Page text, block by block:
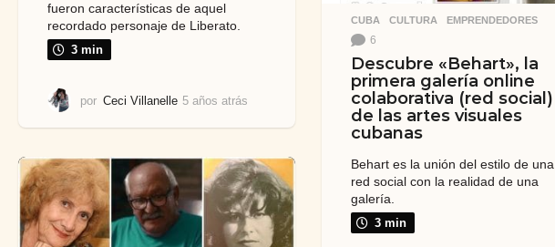
fueron características de aquel
recordado personaje de Liberato.
3 min
por Ceci Villanelle 5 años atrás
s
a
t
r
á
CUBA ,CULTURA ,EMPRENDEDORES
6
Descubre «Behart», la
primera galería online
colaborativa (red social)
de las artes visuales
cubanas
Behart es la unión del estilo de una
red social con la realidad de una
galería.
3 min